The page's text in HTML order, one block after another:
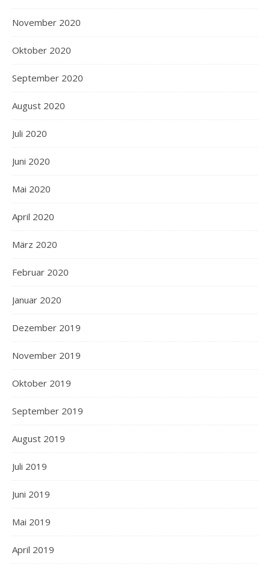
November 2020
Oktober 2020
September 2020
August 2020
Juli 2020
Juni 2020
Mai 2020
April 2020
März 2020
Februar 2020
Januar 2020
Dezember 2019
November 2019
Oktober 2019
September 2019
August 2019
Juli 2019
Juni 2019
Mai 2019
April 2019